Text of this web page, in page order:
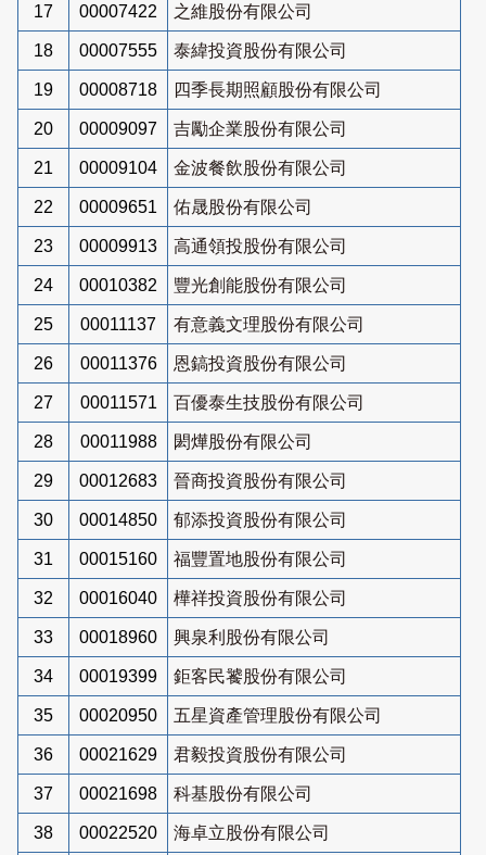
17 00007422 之維股份有限公司
18 00007555 泰緯投資股份有限公司
19 00008718 四季長期照顧股份有限公司
20 00009097 吉勵企業股份有限公司
21 00009104 金波餐飲股份有限公司
22 00009651 佑晟股份有限公司
23 00009913 高通領投股份有限公司
24 00010382 豐光創能股份有限公司
25 00011137 有意義文理股份有限公司
26 00011376 恩鎬投資股份有限公司
27 00011571 百優泰生技股份有限公司
28 00011988 閎燁股份有限公司
29 00012683 晉商投資股份有限公司
30 00014850 郁添投資股份有限公司
31 00015160 福豐置地股份有限公司
32 00016040 樺祥投資股份有限公司
33 00018960 興泉利股份有限公司
34 00019399 鉅客民饕股份有限公司
35 00020950 五星資產管理股份有限公司
36 00021629 君毅投資股份有限公司
37 00021698 科基股份有限公司
38 00022520 海卓立股份有限公司